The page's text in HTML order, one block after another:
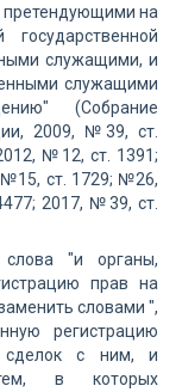
претендующими на
служащими, и
служащими
(Собрание
2009, №39, ст.
№12, ст. 1391;
ст. 1729; №26,
2017, №39, ст.
"и органы,
прав на
словами ",
регистрацию
с ним, и
в которых